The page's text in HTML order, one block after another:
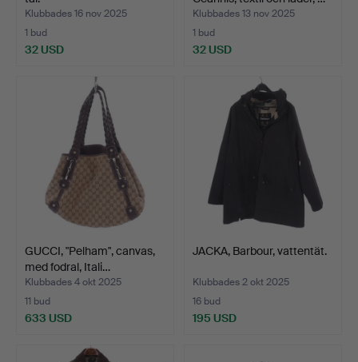
Klubbades 16 nov 2025
1 bud
32 USD
Klubbades 13 nov 2025
1 bud
32 USD
GUCCI, "Pelham", canvas,
med fodral, Itali…
Klubbades 4 okt 2025
11 bud
633 USD
JACKA, Barbour, vattentät.
Klubbades 2 okt 2025
16 bud
195 USD